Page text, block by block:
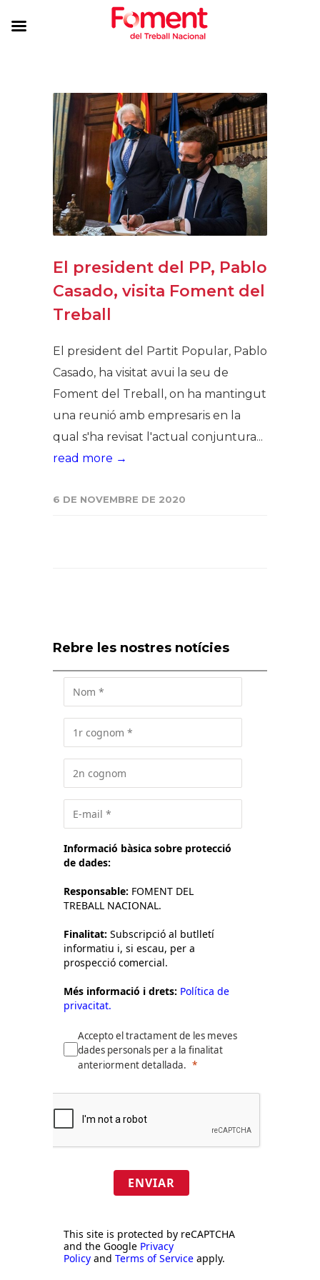
El president del PP, Pablo
Casado, visita Foment del
Treball
El president del Partit Popular, Pablo
Casado, ha visitat avui la seu de
Foment del Treball, on ha mantingut
una reunió amb empresaris en la
qual s'ha revisat l'actual conjuntura...
read more →
6 DE NOVEMBRE DE 2020
Rebre les nostres notícies
Informació bàsica sobre protecció
de dades:
Responsable: FOMENT DEL
TREBALL NACIONAL.
Finalitat: Subscripció al butlletí
informatiu i, si escau, per a
prospecció comercial.
Més informació i drets: Política de
privacitat.
Accepto el tractament de les meves
dades personals per a la finalitat
anteriorment detallada.
ENVIAR
This site is protected by reCAPTCHA
and the Google Privacy
Policy and Terms of Service apply.